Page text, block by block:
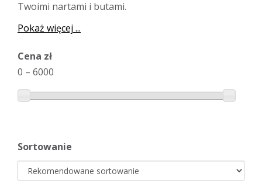
Twoimi nartami i butami.
Pokaż więcej ...
Cena zł
0 – 6000
Sortowanie